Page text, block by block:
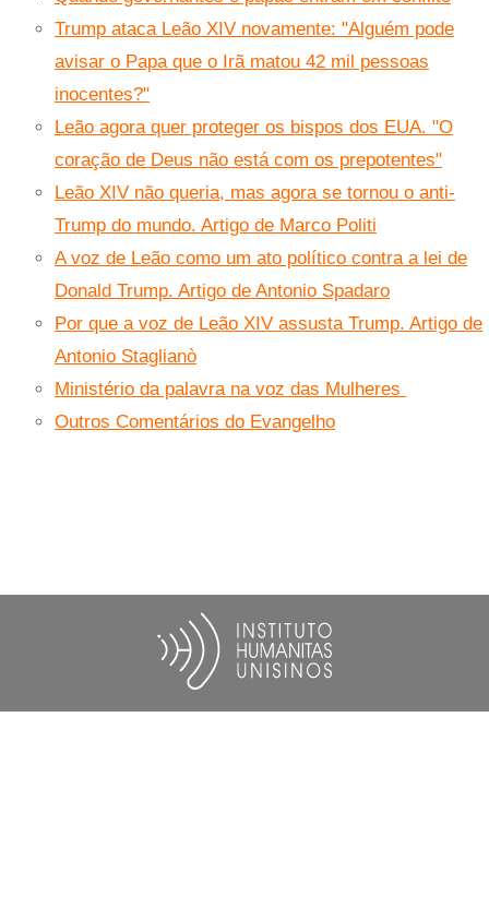
Trump ataca Leão XIV novamente: "Alguém pode
avisar o Papa que o Irã matou 42 mil pessoas
inocentes?"
Leão agora quer proteger os bispos dos EUA. "O
coração de Deus não está com os prepotentes"
Leão XIV não queria, mas agora se tornou o anti-
Trump do mundo. Artigo de Marco Politi
A voz de Leão como um ato político contra a lei de
Donald Trump. Artigo de Antonio Spadaro
Por que a voz de Leão XIV assusta Trump. Artigo de
Antonio Staglianò
Ministério da palavra na voz das Mulheres
Outros Comentários do Evangelho